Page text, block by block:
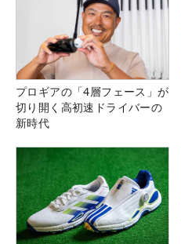
プロギアの「4層フェース」が
切り開く高初速ドライバーの
新時代